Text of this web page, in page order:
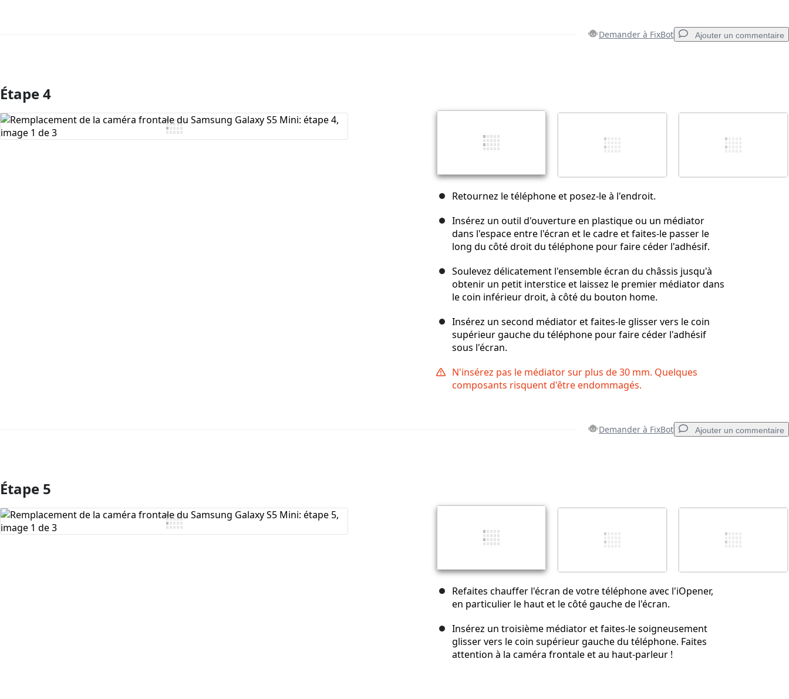
Demander à FixBot Ajouter un commentaire
Ajouter un commentaire
Publier un commentaire
Étape 4
Retournez le téléphone et posez-le à l'endroit.
Insérez un outil d'ouverture en plastique ou un médiator
dans l'espace entre l'écran et le cadre et faites-le passer le
long du côté droit du téléphone pour faire céder l'adhésif.
Soulevez délicatement l'ensemble écran du châssis jusqu'à
obtenir un petit interstice et laissez le premier médiator dans
le coin inférieur droit, à côté du bouton home.
Insérez un second médiator et faites-le glisser vers le coin
supérieur gauche du téléphone pour faire céder l'adhésif
sous l'écran.
N'insérez pas le médiator sur plus de 30 mm. Quelques
composants risquent d'être endommagés.
Demander à FixBot Ajouter un commentaire
Ajouter un commentaire
Publier un commentaire
Étape 5
Refaites chauffer l'écran de votre téléphone avec l'iOpener,
en particulier le haut et le côté gauche de l'écran.
Insérez un troisième médiator et faites-le soigneusement
glisser vers le coin supérieur gauche du téléphone. Faites
attention à la caméra frontale et au haut-parleur !